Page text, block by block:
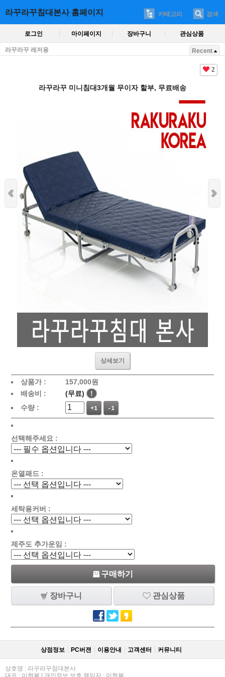
라꾸라꾸침대본사 홈페이지 카테고리 검색
로그인 마이페이지 장바구니 관심상품
라꾸라꾸 레저용 Recent
2
라꾸라꾸 미니침대3개월 무이자 할부, 무료배송
상세보기
상품가 :
157,000원
배송비 :
(무료)
!
수량 :
+1 -1
선택해주세요 :
온열패드 :
세탁용커버 :
제주도 추가운임 :
구매하기
장바구니 관심상품
상점정보 PC버젼 이용안내 고객센터 커뮤니티
상호명 : 라꾸라꾸침대본사
대표 : 이현복 | 개인정보 보호 책임자 : 이현복